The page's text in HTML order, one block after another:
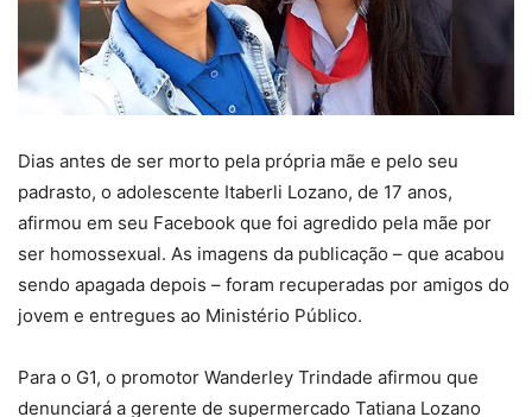
Dias antes de ser morto pela própria mãe e pelo seu
padrasto, o adolescente Itaberli Lozano, de 17 anos,
afirmou em seu Facebook que foi agredido pela mãe por
ser homossexual. As imagens da publicação – que acabou
sendo apagada depois – foram recuperadas por amigos do
jovem e entregues ao Ministério Público.
Para o G1, o promotor Wanderley Trindade afirmou que
denunciará a gerente de supermercado Tatiana Lozano